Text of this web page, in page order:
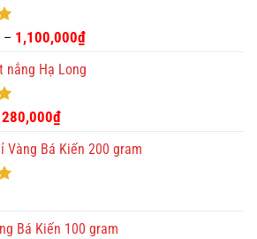
– 1,100,000₫
nắng Hạ Long
Giá
là:
300,000₫.
280,000₫Giá
tại
Vàng Bá Kiến 200 gram
Bá Kiến 100 gram